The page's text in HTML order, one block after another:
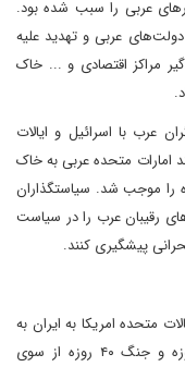
عربی را سبب شده بود.
بلندپروازی دولت‌های عربی و تهدید علیه
مراکز اقتصادی و ... خاک
عرب با اسرائیل و ایالات
امارات متحده عربی به خاک
جزیره لاوان در روز آخر تهاجم ۴۰ روزه را موجب شد. سیاستگذاران
رقیبان عرب را در سیاست
پیشگیری کنند.
روزه اسرائیل و ایالات متحده امریکا به ایران به
عنوان جنگ‌ تحمیلی دوم و سوم یا جنگ ۱۲ روزه و جنگ ۴۰ روزه از سوی